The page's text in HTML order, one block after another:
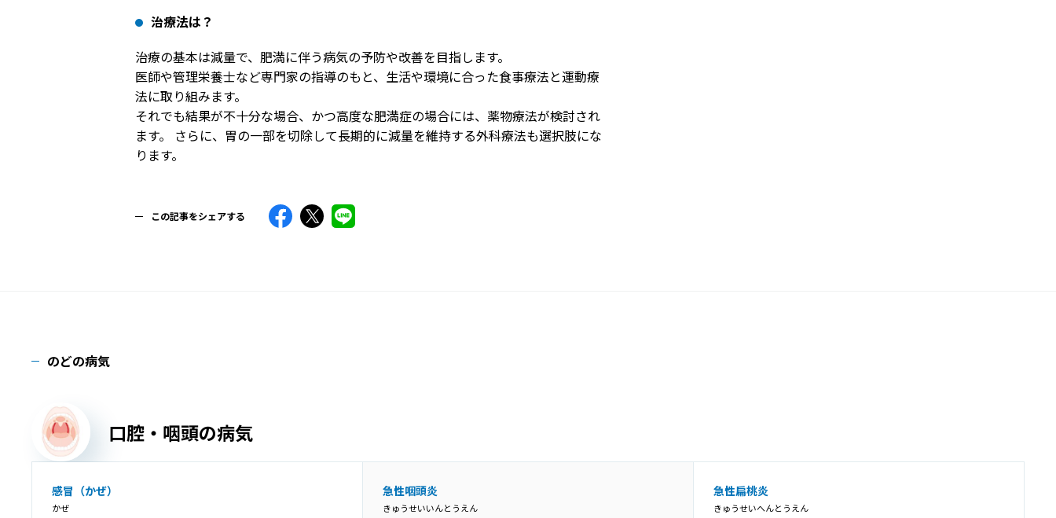
治療法は？
治療の基本は減量で、肥満に伴う病気の予防や改善を目指します。
医師や管理栄養士など専門家の指導のもと、生活や環境に合った食事療法と運動療
法に取り組みます。
それでも結果が不十分な場合、かつ高度な肥満症の場合には、薬物療法が検討され
ます。 さらに、胃の一部を切除して長期的に減量を維持する外科療法も選択肢にな
ります。
この記事をシェアする
のどの病気
口腔・咽頭の病気
感冒（かぜ）
かぜ
急性咽頭炎
きゅうせいいんとうえん
急性扁桃炎
きゅうせいへんとうえん